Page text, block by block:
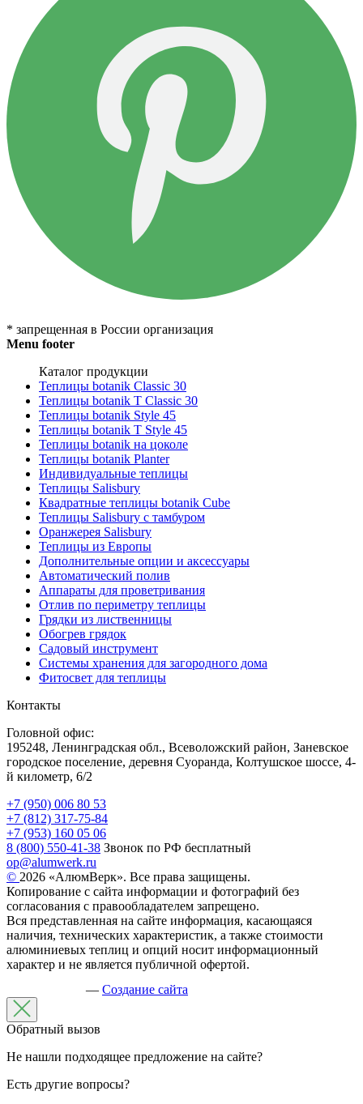
* запрещенная в России организация
Menu footer
Каталог продукции
Теплицы botanik Classic 30
Теплицы botanik T Classic 30
Теплицы botanik Style 45
Теплицы botanik Т Style 45
Теплицы botanik на цоколе
Теплицы botanik Planter
Индивидуальные теплицы
Теплицы Salisbury
Квадратные теплицы botanik Cube
Теплицы Salisbury с тамбуром
Оранжерея Salisbury
Теплицы из Европы
Дополнительные опции и аксессуары
Автоматический полив
Аппараты для проветривания
Отлив по периметру теплицы
Грядки из лиственницы
Обогрев грядок
Садовый инструмент
Системы хранения для загородного дома
Фитосвет для теплицы
Контакты
Головной офис:
195248, Ленинградская обл., Всеволожский район, Заневское
городское поселение, деревня Суоранда, Колтушское шоссе, 4-
й километр, 6/2
+7 (950) 006 80 53
+7 (812) 317-75-84
+7 (953) 160 05 06
8 (800) 550-41-38 Звонок по РФ бесплатный
op@alumwerk.ru
© 2026 «АлюмВерк». Все права защищены.
Копирование с сайта информации и фотографий без
согласования с правообладателем запрещено.
Вся представленная на сайте информация, касающаяся
наличия, технических характеристик, а также стоимости
алюминиевых теплиц и опций носит информационный
характер и не является публичной офертой.
— Создание сайта
Обратный вызов
Не нашли подходящее предложение на сайте?
Есть другие вопросы?